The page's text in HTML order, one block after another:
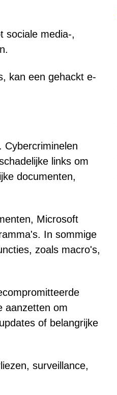
sociale media-,
kan een gehackt e-
Cybercriminelen
links om
documenten,
Microsoft
In sommige
zoals macro's,
aanzetten om
of belangrijke
surveillance,